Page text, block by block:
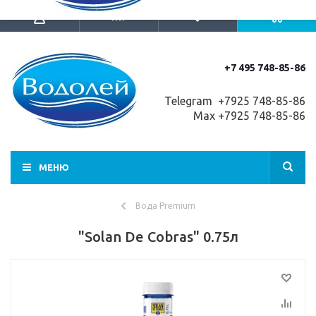
+7 495 748-85-86
Telegram +7925 748-85-86
Max +7925 748-85-86
МЕНЮ
Вода Premium
"Solan De Cobras" 0.75л